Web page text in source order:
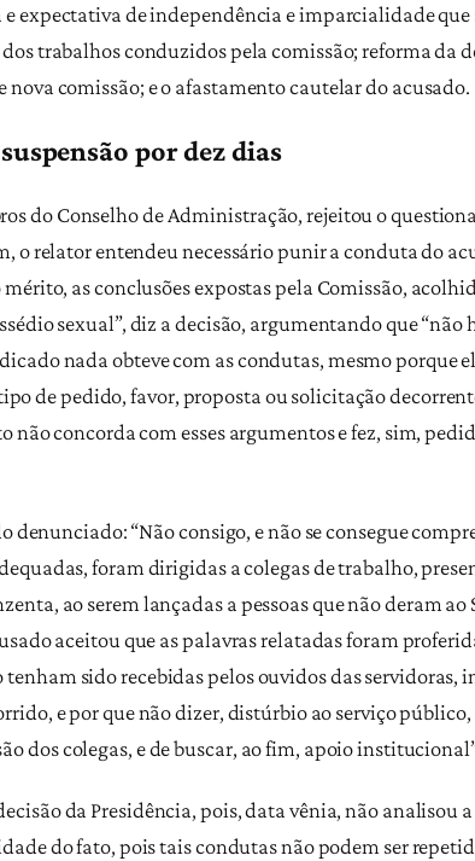
expectativa de independência e imparcialidade que
trabalhos conduzidos pela comissão; reforma da
comissão; e o afastamento cautelar do acusado.
por dez dias
do Conselho de Administração, rejeitou o
o relator entendeu necessário punir a conduta do
as conclusões expostas pela Comissão,
sexual”, diz a decisão, argumentando que
nada obteve com as condutas, mesmo porque
de pedido, favor, proposta ou solicitação
concorda com esses argumentos e fez, sim,
denunciado: “Não consigo, e não se consegue
foram dirigidas a colegas de trabalho,
ao serem lançadas a pessoas que não deram
aceitou que as palavras relatadas foram
sido recebidas pelos ouvidos das servidoras,
e por que não dizer, distúrbio ao serviço
dos colegas, e de buscar, ao fim, apoio
da Presidência, pois, data vênia, não analisou
do fato, pois tais condutas não podem ser